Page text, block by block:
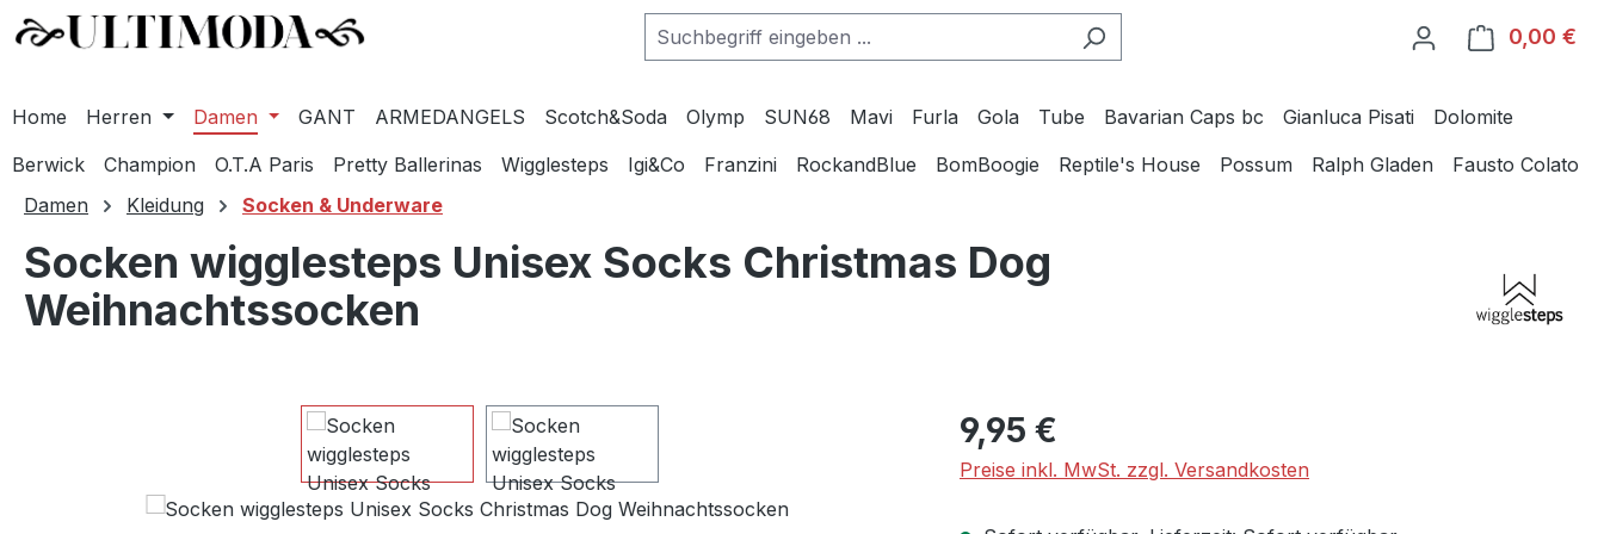
Hauptinhalt springen
Zur Suche springen
Zur Hauptnavigation springen
0,00 €
Home Herren Damen GANT ARMEDANGELS Scotch&Soda Olymp SUN68 Mavi Furla Gola Tube Bavarian Caps bc Gianluca Pisati
Dolomite
Berwick
Champion O.T.A Paris Pretty Ballerinas Wigglesteps Igi&Co Franzini RockandBlue BomBoogie Reptile's House Possum Ralph Gladen
Fausto Colato
Damen
Kleidung Socken & Underware
Socken wigglesteps Unisex Socks Christmas Dog
Weihnachtssocken
Regulärer Preis:
9,95 €
Preise inkl. MwSt. zzgl. Versandkosten